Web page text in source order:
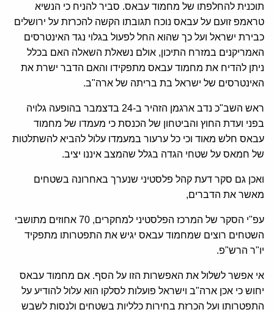
תוכנית להחלפתו של מחמוד עבאס. סביר להניח כי הנשיא
טראמפ זועם על עבאס נוכח תגובתו הקשה להכרזת על ירושלים
כבירת ישראל ועל כך שהוא החל לפעול בגלוי נגד האינטרסים
האמריקנים במזרח התיכון, אולם נשאלת השאלה האם בכלל
ניתן להדיח את מחמוד עבאס מתפקידו והאם הדבר ישרת את
האינטרסים של ישראל בת בריתה של ארה"ב.
ראש השב"כ נדב ארגמן הזהיר ב-24 בדצמבר בהופעה גלויה
בפני ועדת החוץ והביטחון של הכנסת כי מעמדו של מחמוד
עבאס חלש מאוד וכי כל ערעור במעמדו עלול להביא להשתלטות
של חמאס על שטחי הגדה בגלל שהמצב איננו יציב.
ואכן גם סקר דעת קהל פלסטיני שנערך באחרונה בשטחים
מאשר את הדברים,
עפ"י הסקר של המרכז הפלסטיני למחקרים, 70 אחוזים מתושבי
השטחים רוצים שמחמוד עבאס יגיש את התפטרותו מתפקיד
יו"ר הרש"פ.
אי אפשר לשלול את האפשרות הזו על הסף. אם מחמוד עבאס
יחוש כי אכן ארה"ב וישראל פועלות לסלקו הוא עלול להודיע על
התפטרותו ועל הכרזת בחירות כלליות בשטחים ולנסות לשבש